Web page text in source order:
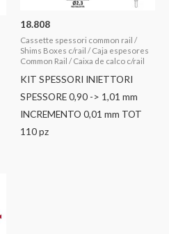
18.808
Cassette spessori common rail /
Shims Boxes c/rail / Caja espesores
Common Rail / Caixa de calco c/rail
KIT SPESSORI INIETTORI
SPESSORE 0,90 -> 1,01 mm
INCREMENTO 0,01 mm TOT
110 pz